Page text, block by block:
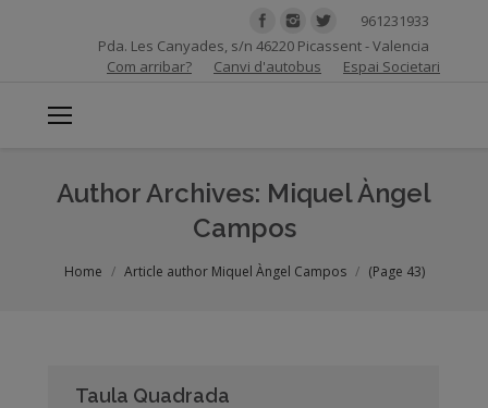
961231933
Pda. Les Canyades, s/n 46220 Picassent - Valencia
Com arribar?
Canvi d'autobus Espai Societari
Author Archives: Miquel Àngel
Campos
You are here:
Home Article author Miquel Àngel Campos (Page 43)
Taula Quadrada